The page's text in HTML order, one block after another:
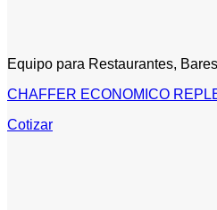
Equipo para Restaurantes,
CHAFFER ECONOMICO
Cotizar